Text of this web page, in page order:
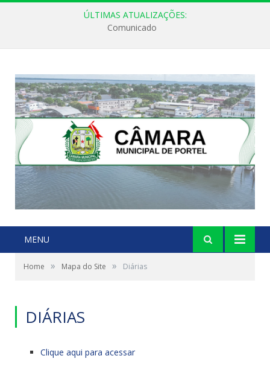
ÚLTIMAS ATUALIZAÇÕES:
Comunicado
MENU
Home » Mapa do Site » Diárias
DIÁRIAS
Clique aqui para acessar